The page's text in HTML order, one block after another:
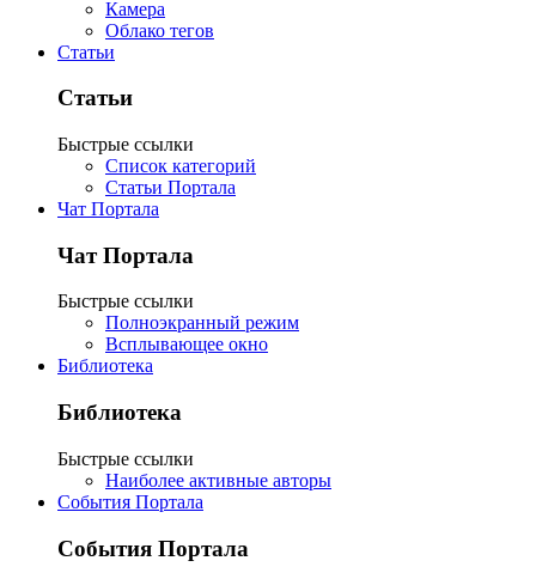
Камера
Облако тегов
Статьи
Статьи
Быстрые ссылки
Список категорий
Статьи Портала
Чат Портала
Чат Портала
Быстрые ссылки
Полноэкранный режим
Всплывающее окно
Библиотека
Библиотека
Быстрые ссылки
Наиболее активные авторы
События Портала
События Портала